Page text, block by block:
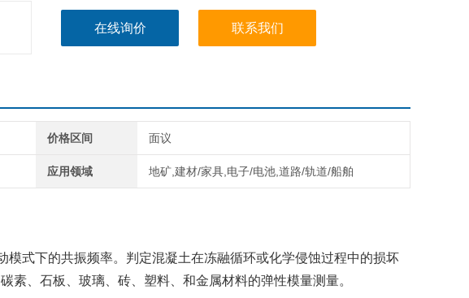
在线询价 联系我们
价格区间 面议
应用领域 地矿,建材/家具,电子/电池,道路/轨道/船舶
式下的共振频率。判定混凝土在冻融循环或化学侵蚀过程中的损坏
、石板、玻璃、砖、塑料、和金属材料的弹性模量测量。